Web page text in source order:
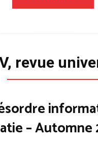
revue
– Automne